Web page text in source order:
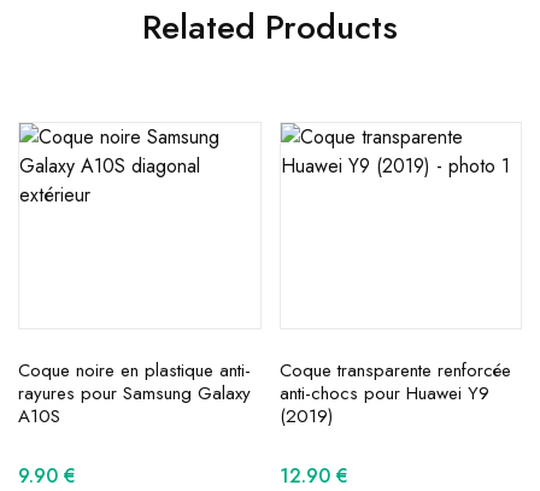
Related Products
Coque noire en plastique anti-
rayures pour Samsung Galaxy
A10S
9.90 €
Coque transparente renforcée
anti-chocs pour Huawei Y9
(2019)
12.90 €